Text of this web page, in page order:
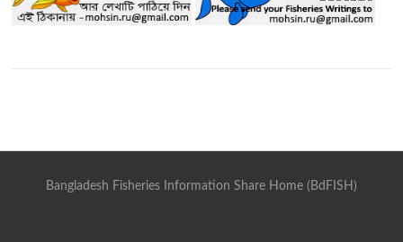
Bangladesh Fisheries Information Share Home (BdFISH)